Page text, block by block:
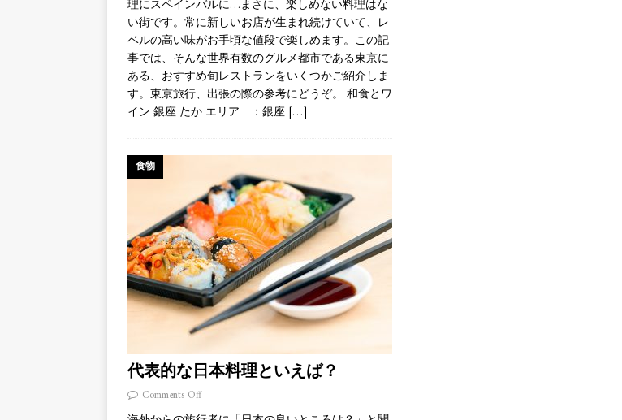
理にスペインバルに…まさに、楽しめない料理はな
い街です。常に新しいお店が生まれ続けていて、レ
ベルの高い味がお手頃な値段で楽しめます。この記
事では、そんな世界有数のグルメ都市である東京に
ある、おすすめ旬レストランをいくつかご紹介しま
す。東京旅行、出張の際の参考にどうぞ。 和食とワ
イン 銀座 たか エリア ：銀座 […]
代表的な日本料理といえば？
食物
Comments Off